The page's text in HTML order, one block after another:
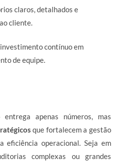
claros, detalhados e
cliente.
contínuo em
de equipe.
entrega apenas números, mas
que fortalecem a gestão
eficiência operacional. Seja em
complexas ou grandes